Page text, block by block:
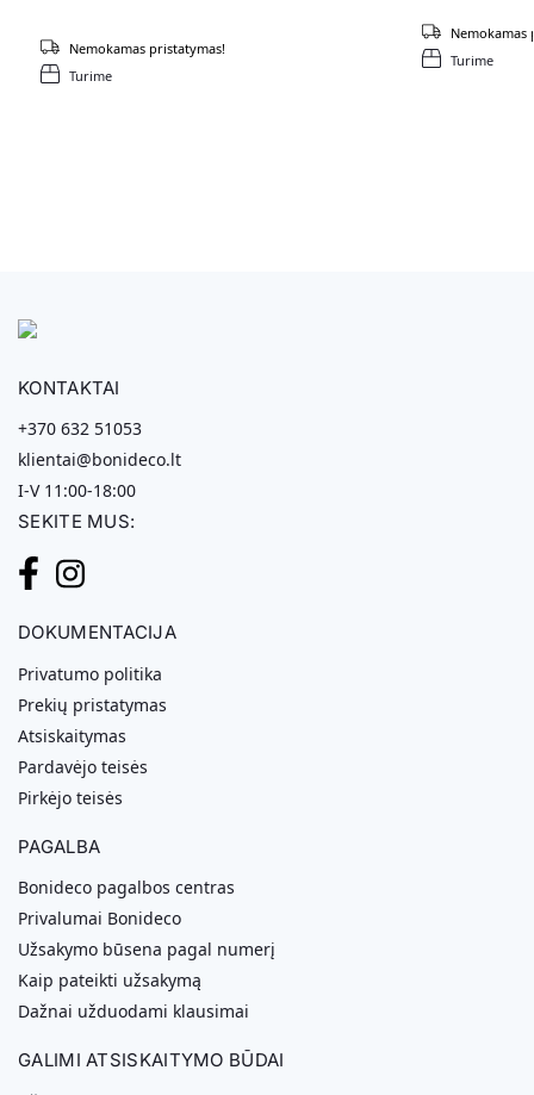
Turime
Nemokamas pristatymas!
Turime
Nemokamas
KONTAKTAI
+370 632 51053
klientai@bonideco.lt
I-V 11:00-18:00
SEKITE MUS:
DOKUMENTACIJA
Privatumo politika
Prekių pristatymas
Atsiskaitymas
Pardavėjo teisės
Pirkėjo teisės
PAGALBA
Bonideco pagalbos centras
Privalumai Bonideco
Užsakymo būsena pagal numerį
Kaip pateikti užsakymą
Dažnai užduodami klausimai
GALIMI ATSISKAITYMO BŪDAI